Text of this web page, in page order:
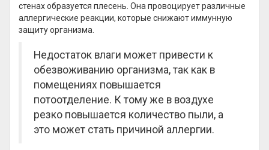
стенах образуется плесень. Она провоцирует различные
аллергические реакции, которые снижают иммунную
защиту организма.
Недостаток влаги может привести к
обезвоживанию организма, так как в
помещениях повышается
потоотделение. К тому же в воздухе
резко повышается количество пыли, а
это может стать причиной аллергии.